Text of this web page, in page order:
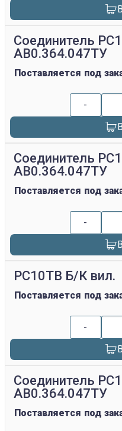
Соединитель
АВ0.364.047ТУ
Поставляется под
-
Соединитель
АВ0.364.047ТУ
Поставляется под
-
РС10ТВ Б/К вил.
Поставляется под
-
Соединитель
АВ0.364.047ТУ
Поставляется под